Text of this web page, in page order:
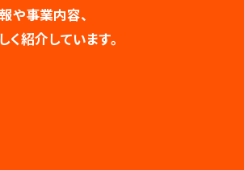
や事業内容、
紹介しています。